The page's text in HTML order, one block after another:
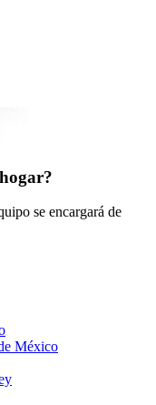
se encargará de
México